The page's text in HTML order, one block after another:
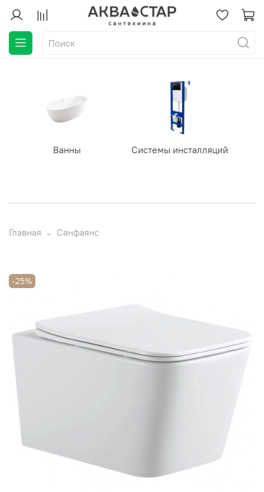
Ванны Системы инсталляций
Главная Санфаянс
-25%